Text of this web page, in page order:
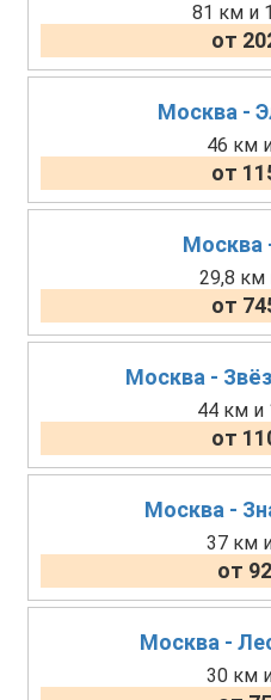
81 км и
от
Москва -
46 км
от
Москва
29,8 км
от
Москва -
44 км и
от
Москва -
37 км
от
Москва -
30 км